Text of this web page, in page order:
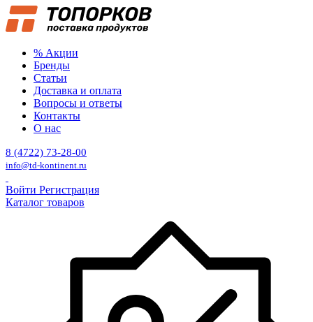
% Акции
Бренды
Статьи
Доставка и оплата
Вопросы и ответы
Контакты
О нас
8 (4722) 73-28-00
info@td-kontinent.ru
Войти Регистрация
Каталог товаров